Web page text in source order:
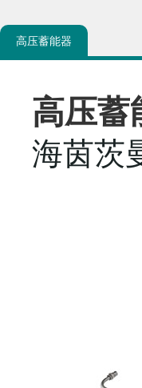
高压蓄能器
高压蓄
海茵茨